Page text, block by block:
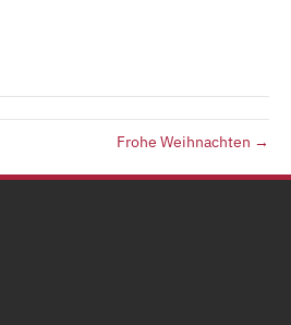
Frohe Weihnachten →